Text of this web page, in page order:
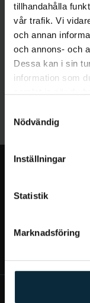
tillhandahålla
vår trafik. Vi
och annan
och annons- och
Dessa kan i sin
information som
samlat in när du
Nödvändig
Inställningar
Statistik
Marknadsföring